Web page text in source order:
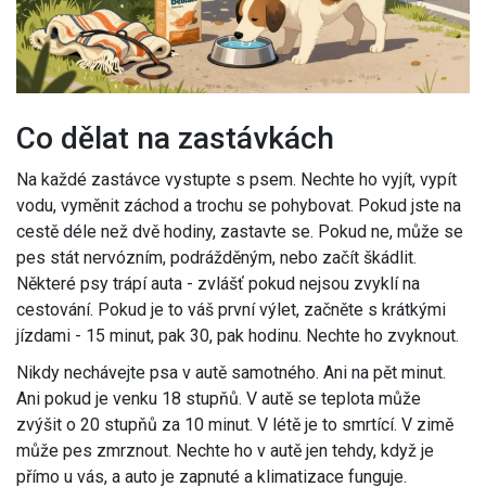
Co dělat na zastávkách
Na každé zastávce vystupte s psem. Nechte ho vyjít, vypít
vodu, vyměnit záchod a trochu se pohybovat. Pokud jste na
cestě déle než dvě hodiny, zastavte se. Pokud ne, může se
pes stát nervózním, podrážděným, nebo začít škádlit.
Některé psy trápí auta - zvlášť pokud nejsou zvyklí na
cestování. Pokud je to váš první výlet, začněte s krátkými
jízdami - 15 minut, pak 30, pak hodinu. Nechte ho zvyknout.
Nikdy nechávejte psa v autě samotného. Ani na pět minut.
Ani pokud je venku 18 stupňů. V autě se teplota může
zvýšit o 20 stupňů za 10 minut. V létě je to smrtící. V zimě
může pes zmrznout. Nechte ho v autě jen tehdy, když je
přímo u vás, a auto je zapnuté a klimatizace funguje.